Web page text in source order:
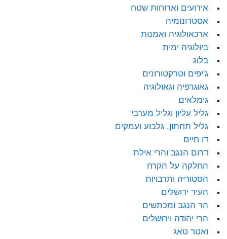
אירועים וארוחות שטח
אסטרונומיה
ארכאולוגיה ואמנות
ביולוגיה ימית
בלוג
ג'יפים וטרקטורונים
גאוגרפיה וגאולוגיה
גימלאים
גליל עליון וגליל מערבי
גליל תחתון, גלבוע ועמקים
דו חיים
דרום הנגב והרי אילת
החלקה על הקרח
הסטוריה ותרבויות
העיר ירושלים
הר הנגב ומכתשים
הרי יהודה וירושלים
ואטר טאג